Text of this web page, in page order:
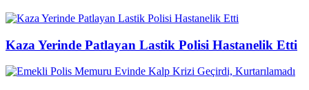
Kaza Yerinde Patlayan Lastik Polisi Hastanelik Etti